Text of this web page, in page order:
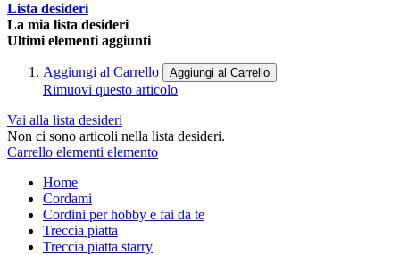
Lista desideri
La mia lista desideri
Ultimi elementi aggiunti
Aggiungi al Carrello Aggiungi al Carrello
Rimuovi questo articolo
Vai alla lista desideri
Non ci sono articoli nella lista desideri.
Carrello elementi elemento
Home
Cordami
Cordini per hobby e fai da te
Treccia piatta
Treccia piatta starry